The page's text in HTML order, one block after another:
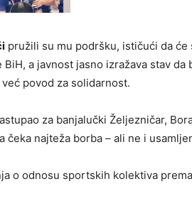
pružili su mu podršku, ističući da će
a javnost jasno izražava stav da
povod za solidarnost.
za banjalučki Željezničar,
čeka najteža borba – ali ne i
o odnosu sportskih kolektiva